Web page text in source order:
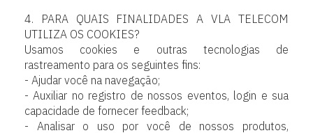
4. PARA QUAIS FINALIDADES A VLA TELECOM
UTILIZA OS COOKIES?
Usamos cookies e outras tecnologias de
rastreamento para os seguintes fins:
- Ajudar você na navegação;
- Auxiliar no registro de nossos eventos, login e sua
capacidade de fornecer feedback;
- Analisar o uso por você de nossos produtos,